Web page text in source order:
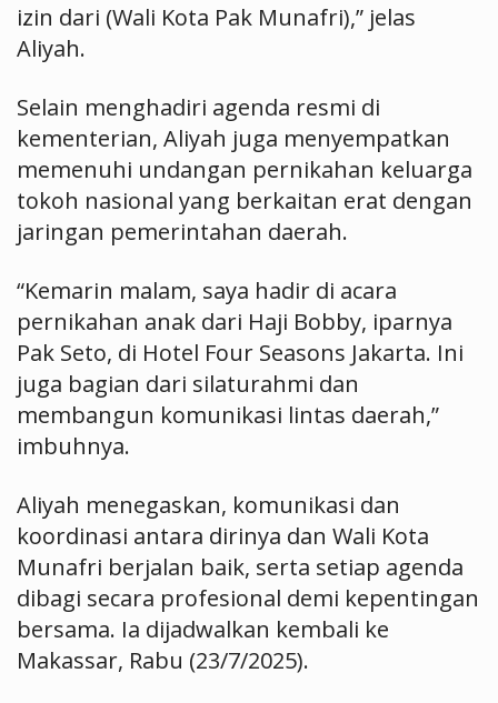
izin dari (Wali Kota Pak Munafri),” jelas
Aliyah.
Selain menghadiri agenda resmi di
kementerian, Aliyah juga menyempatkan
memenuhi undangan pernikahan keluarga
tokoh nasional yang berkaitan erat dengan
jaringan pemerintahan daerah.
“Kemarin malam, saya hadir di acara
pernikahan anak dari Haji Bobby, iparnya
Pak Seto, di Hotel Four Seasons Jakarta. Ini
juga bagian dari silaturahmi dan
membangun komunikasi lintas daerah,”
imbuhnya.
Aliyah menegaskan, komunikasi dan
koordinasi antara dirinya dan Wali Kota
Munafri berjalan baik, serta setiap agenda
dibagi secara profesional demi kepentingan
bersama. Ia dijadwalkan kembali ke
Makassar, Rabu (23/7/2025).